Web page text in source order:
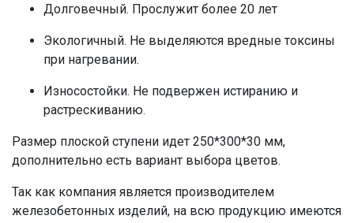
Долговечный. Прослужит более 20 лет
Экологичный. Не выделяются вредные токсины
при нагревании.
Износостойки. Не подвержен истиранию и
растрескиванию.
Размер плоской ступени идет 250*300*30 мм,
дополнительно есть вариант выбора цветов.
Так как компания является производителем
железобетонных изделий, на всю продукцию имеются